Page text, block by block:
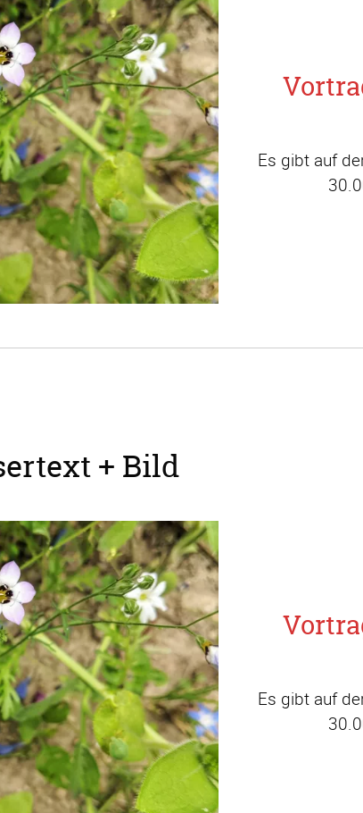
Es gibt auf
+ Bild
Es gibt auf